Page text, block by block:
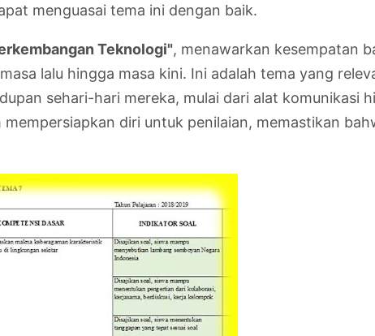
menguasai tema ini dengan baik.
Teknologi", menawarkan kesempatan
lalu hingga masa kini. Ini adalah tema yang
sehari-hari mereka, mulai dari alat komunikasi
diri untuk penilaian, memastikan